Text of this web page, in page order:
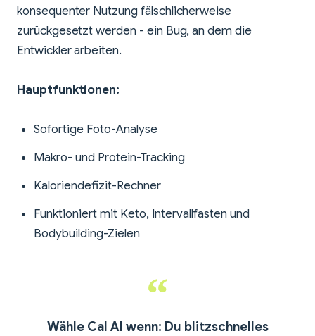
konsequenter Nutzung fälschlicherweise
zurückgesetzt werden - ein Bug, an dem die
Entwickler arbeiten.
Hauptfunktionen:
Sofortige Foto-Analyse
Makro- und Protein-Tracking
Kaloriendefizit-Rechner
Funktioniert mit Keto, Intervallfasten und
Bodybuilding-Zielen
Wähle Cal AI wenn: Du blitzschnelles